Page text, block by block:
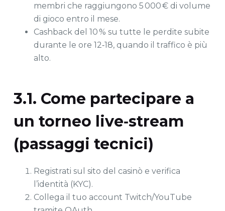
membri che raggiungono 5 000 € di volume
di gioco entro il mese.
Cashback del 10 % su tutte le perdite subite
durante le ore 12‑18, quando il traffico è più
alto.
3.1. Come partecipare a
un torneo live‑stream
(passaggi tecnici)
Registrati sul sito del casinò e verifica
l’identità (KYC).
Collega il tuo account Twitch/YouTube